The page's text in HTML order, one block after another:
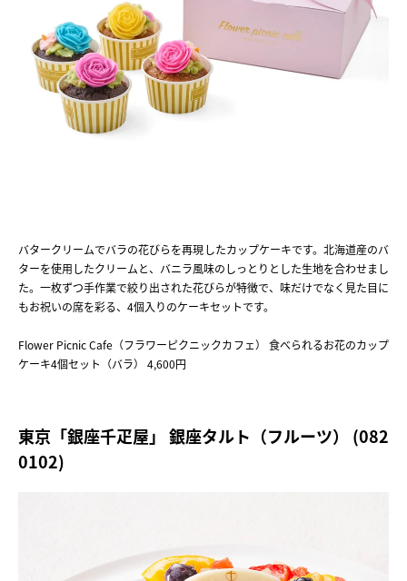
バタークリームでバラの花びらを再現したカップケーキです。北海道産のバ
ターを使用したクリームと、バニラ風味のしっとりとした生地を合わせまし
た。一枚ずつ手作業で絞り出された花びらが特徴で、味だけでなく見た目に
もお祝いの席を彩る、4個入りのケーキセットです。
Flower Picnic Cafe（フラワーピクニックカフェ） 食べられるお花のカップ
ケーキ4個セット（バラ） 4,600円
東京「銀座千疋屋」 銀座タルト（フルーツ） (082
0102)